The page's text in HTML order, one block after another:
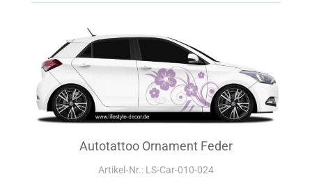
Autotattoo Ornament Feder
Artikel‑Nr.: LS-Car-010-024